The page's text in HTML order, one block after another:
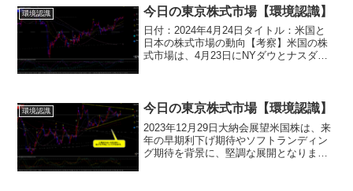
る楽観的な見方が広がり、幅広い銘柄へ
の買いが期待...
環境認識 今日の東京株式市場【環境認識】
日付：2024年4月24日タイトル：米国と
日本の株式市場の動向【考察】米国の株
式市場は、4月23日にNYダウとナスダッ
環境認識 今日の東京株式市場【環境認識】
2023年12月29日大納会展望米国株は、来
年の早期利下げ期待やソフトランディン
グ期待を背景に、堅調な展開となりまし